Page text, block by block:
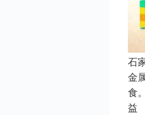
石
金
食
益